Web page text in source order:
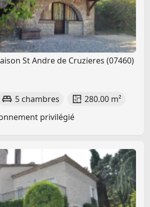
St Andre de Cruzieres (07460)
5 chambres
280.00 m²
privilégié